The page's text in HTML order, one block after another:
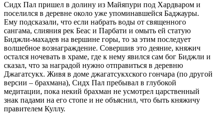
Сидх Пал пришел в долину из Майяпури под Хардваром и
поселился в деревне около уже упоминавшейся Баджауры.
Ему подсказали, что если набрать воды от священного
сангама, слияния рек Беас и Парбати и омыть ей статую
Биджли-махадев на вершине горы, то за этим последует
волшебное вознаграждение. Совершив это деяние, княжич
остался ночевать в храме, где к нему явился сам бог Биджли и
сказал, что за наградой нужно отправиться в деревню
Джагатсукх. Живя в доме джагатсукхского гончара (по другой
версии – брахмана), Сидх Пал пребывал в глубокой
медитации, пока некий брахман не усмотрел царственный
знак падами на его стопе и не объяснил, что быть княжичу
правителем Куллу.